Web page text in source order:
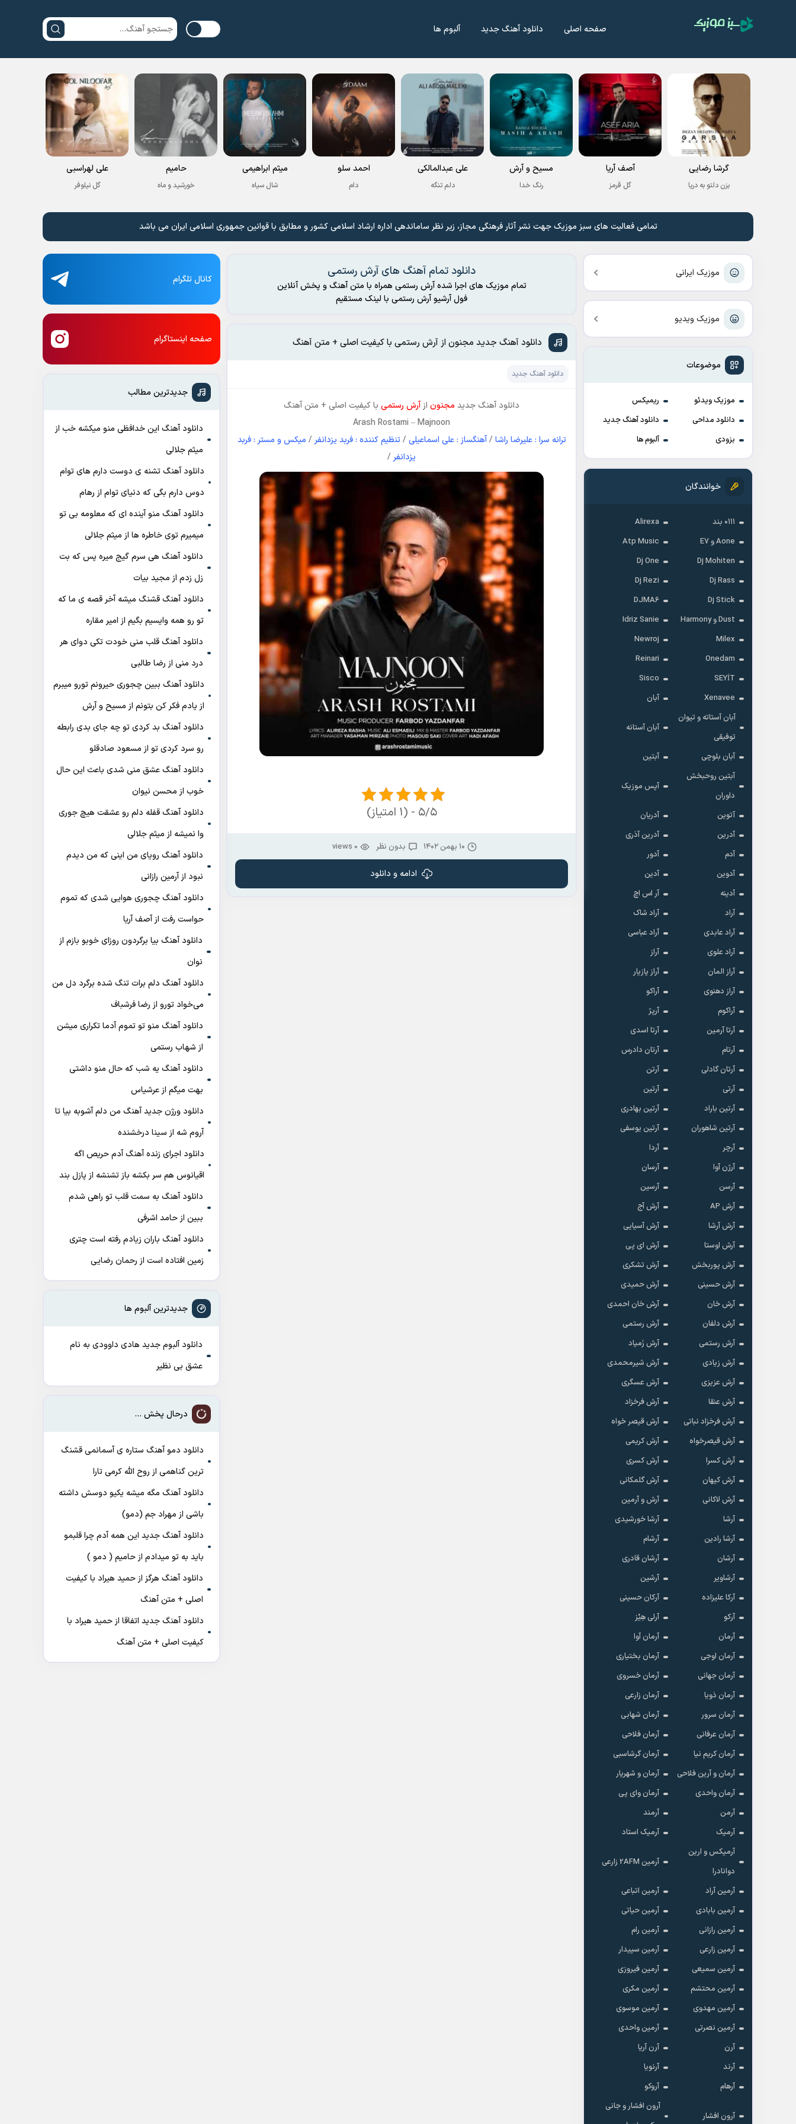
صفحه اصلی دانلود آهنگ جدید آلبوم ها
گرشا رضایی
بزن دلتو به دریا
آصف آریا
گل قرمز
مسیح و آرش
رنگ خدا
علی عبدالمالکی
دلم تنگه
احمد سلو
دام
میثم ابراهیمی
شال سیاه
حامیم
خورشید و ماه
علی لهراسبی
گل نیلوفر
تمامی فعالیت های سبز موزیک جهت نشر آثار فرهنگی مجاز، زیر نظر ساماندهی اداره ارشاد اسلامی کشور و مطابق با قوانین جمهوری اسلامی ایران می باشد
موزیک ایرانی
موزیک ویدیو
موضوعات
موزیک ویدئو
ریمیکس
دانلود مداحی
دانلود آهنگ جدید
بزودی
آلبوم ها
خوانندگان
۰۱۱۱ بند
Alirexa
Aone و E7
Atp Music
Dj Mohiten
Dj One
Dj Rass
Dj Rezi
Dj Stick
DJMA6
Dust و Harmony
Idriz Sanie
Milex
Newroj
Onedam
Reinari
SEYİT
Sisco
Xenavee
آبان
آبان آستاته و تیوان
توفیقی
آبان آستانه
آبان بلوچی
آبتین
آبتین روحبخش
داوران
آپس موزیک
آتوین
آدریان
آدرین
آدرین آذری
آدم
آدور
آدوین
آدین
آدینه
آر اس اچ
آراد
آراد شاک
آراد عابدی
آراد عباسی
آراد علوی
آراز
آراز المان
آراز پازیار
آراز دهنوی
آراکو
آراکوم
آرپژ
آرتا آرمین
آرتا اسدی
آرتام
آرتان دادرس
آرتان گادلی
آرتن
آرتی
آرتین
آرتین باراد
آرتین بهادری
آرتین شاهوران
آرتین یوسفی
آرچر
آردا
آرژن آوا
آرسان
آرسن
آرسین
آرش AP
آرش آج
آرش آرشا
آرش آسیایی
آرش اوستا
آرش ای پی
آرش پوربخش
آرش تشکری
آرش حسینی
آرش حمیدی
آرش خان
آرش خان احمدی
آرش دلفان
آرش رستمى
آرش رستمی
آرش زَمیاد
آرش زیادی
آرش شیرمحمدی
آرش عزیزی
آرش عسگری
آرش عنقا
آرش فرخزاد
آرش فرخزاد نباتی
آرش قیصر خواه
آرش قیصرخواه
آرش کریمی
آرش کسرا
آرش کسری
آرش کیهان
آرش گلمکانی
آرش لاکانی
آرش و آرمین
آرشا
آرشا خورشیدی
آرشا رادین
آرشام
آرشان
آرشان قادری
آرشاویر
آرشین
آرکا علیزاده
آرکان حسینی
آرکو
آرلی هِیْز
آرمان
آرمان آوا
آرمان اوجی
آرمان بختیاری
آرمان جهانی
آرمان خسروی
آرمان ذویا
آرمان زارعی
آرمان سرور
آرمان شهابی
آرمان عرفانی
آرمان فلاحی
آرمان کریم نیا
آرمان گرشاسبی
آرمان و آرین فلاحی
آرمان و شهریار
آرمان واحدی
آرمان وای پی
آرمن
آرمند
آرمیک
آرمیک استاد
آرمیکس و ارین
دوانادرا
آرمین 2AFM زارعی
آرمین آراد
آرمین اتباعی
آرمین بابادی
آرمین حیاتی
آرمین رازانی
آرمین رام
آرمین زارعی
آرمین سپیدار
آرمین سمیعی
آرمین فیروزی
آرمین محتشم
آرمین مکری
آرمین مهدوی
آرمین موسوی
آرمین نصرتی
آرمین واحدی
آرن
آرن آریا
آرند
آرنویا
آرهام
آروکو
آرون افشار
آرون افشار و جانی
دانلود تمام آهنگ های آرش رستمى
تمام موزیک های اجرا شده آرش رستمى همراه با متن آهنگ و پخش آنلاین
فول آرشیو آرش رستمى با لینک مستقیم
دانلود آهنگ جدید مجنون از آرش رستمى با کیفیت اصلی + متن آهنگ
دانلود آهنگ جدید
دانلود آهنگ جدید مجنون ازآرش رستمى با کیفیت اصلی + متن آهنگ
Arash Rostami –Majnoon
ترانه سرا : علیرضا راشا /آهنگساز : علی اسماعیلی /تنظیم کننده : فربد یزدانفر / میکس و مستر : فربد
یزدانفر /
۵/۵ - (۱ امتیاز)
۱۰ بهمن ۱۴۰۲ بدون نظر 0 views
ادامه و دانلود
کانال تلگرام
صفحه اینستاگرام
جدیدترین مطالب
دانلود آهنگ این خدافظی منو میکشه خب از
میثم جلالی
دانلود آهنگ تشنه ی دوست دارم های توام
دوس دارم بگی که دنیای توام از رهام
دانلود آهنگ منو آینده ای که معلومه بی تو
میمیرم توی خاطره ها از میثم جلالی
دانلود آهنگ هی سرم گیج میره‌ پس که بت
زل زدم از مجید بیات
دانلود آهنگ ﻗﺸﻨﮓ ﻣﻴﺸﻪ آﺧﺮ ﻗﺼﻪ ی ﻣﺎ ﻛﻪ
ﺗﻮ رو ﻫﻤﻪ واﻳﺴﻴﻢ ﺑﮕﻴﻢ از امیر مقاره
دانلود آهنگ قلب منی خودت تکی دوای هر
درد منی از رضا طالبی
دانلود آهنگ ببین چجوری حیرونم تورو میبرم
از یادم فکر کن بتونم از مسیح و آرش
دانلود آهنگ بد کردی تو چه جای بدی رابطه
رو سرد کردی تو از مسعود صادقلو
دانلود آهنگ عشق منی شدی باعث این حال
خوب از محسن نیوان
دانلود آهنگ قفله دلم رو عشقت هیچ جوری
وا نمیشه از میثم جلالی
دانلود آهنگ رویای من اینی که من دیدم
نبود از آرمین رازانی
دانلود آهنگ ﭼﺠﻮری ﻫﻮاﻳﻰ ﺷﺪی ﻛﻪ ﺗﻤﻮم
ﺣﻮاﺳﺖ رﻓﺖ از آصف آریا
دانلود آهنگ بیا برگردون روزای خوبو بازم از
نوان
دانلود آهنگ دلم برات تنگ شده برگرد دل من
می‌خواد تورو از رضا فرشباف
دانلود آهنگ منو تو تموم آدما تکراری میشن
از شهاب رستمی
دانلود آهنگ ﻳﻪ ﺷﺐ ﻛﻪ ﺣﺎل ﻣﻨﻮ داﺷﺘﻰ
ﺑﻬﺖ میگم از عرشیاس
دانلود ورژن جدید آهنگ من دلم آشوبه بیا تا
آروم شه از سینا درخشنده
دانلود اجرای زنده آهنگ آدم حریص اگه
اقیانوس هم سر بکشه باز تشنشه از پازل بند
دانلود آهنگ به سمت قلب تو راهی شدم
ببین از حامد اشرفی
دانلود آهنگ باران زیادم رفته است چتری
زمین افتاده است از رحمان رضایی
جدیدترین آلبوم ها
دانلود آلبوم جدید هادی داوودی به نام
عشق بی نظیر
درحال پخش ...
دانلود دمو آهنگ ﺳﺘﺎره ی آﺳﻤﺎﻧﻤﻰ ﻗﺸﻨﮓ
ﺗﺮﻳﻦ ﮔﻨﺎﻫﻤﻰ از روح الله کرمی تارا
دانلود آهنگ مگه میشه یکیو دوسش داشته
باشی از مهراد جم (دمو)
دانلود آهنگ جدید این همه آدم چرا قلبمو
باید به تو میدادم از حامیم ( دمو )
دانلود آهنگ هرگز از حمید هیراد با کیفیت
اصلی + متن آهنگ
دانلود آهنگ جدید اتفاقا از حمید هیراد با
کیفیت اصلی + متن آهنگ